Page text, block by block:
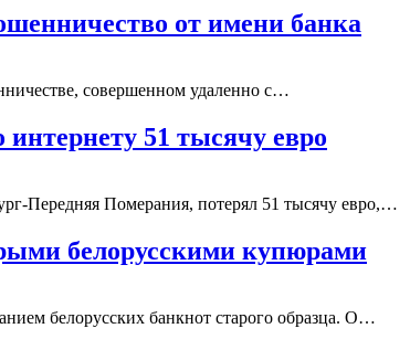
от имени банка
совершенном удаленно с…
51 тысячу евро
Передняя Померания, потерял 51 тысячу евро,…
белорусскими купюрами
белорусских банкнот старого образца. О…